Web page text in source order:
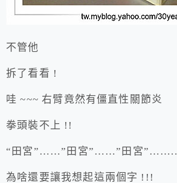
不管他
拆了看看 !
哇 ~~~ 右臂竟然有僵直性關節炎
拳頭裝不上 !!
“田宮”……”田宮”……”田宮”……..
為啥還要讓我想起這兩個字 !!!